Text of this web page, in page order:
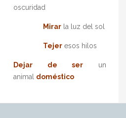
oscuridad
Mirar la luz del sol
Tejer esos hilos
Dejar de ser un
animal doméstico